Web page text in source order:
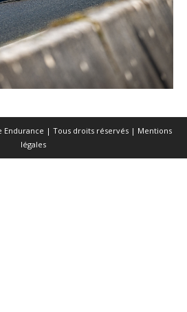
Endurance | Tous droits réservés | Mentions
légales